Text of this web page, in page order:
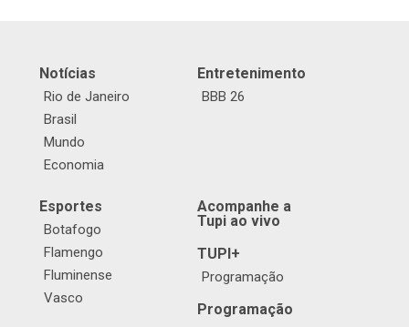
Notícias
Rio de Janeiro
Brasil
Mundo
Economia
Entretenimento
BBB 26
Esportes
Botafogo
Flamengo
Fluminense
Vasco
Acompanhe a
Tupi ao vivo
TUPI+
Programação
Programação